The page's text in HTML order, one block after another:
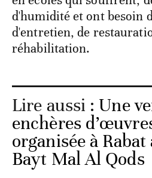
d'humidité et ont besoin
d'entretien, de
réhabilitation.
Lire aussi : Une
enchères
organisée à
Bayt Mal Al Qods